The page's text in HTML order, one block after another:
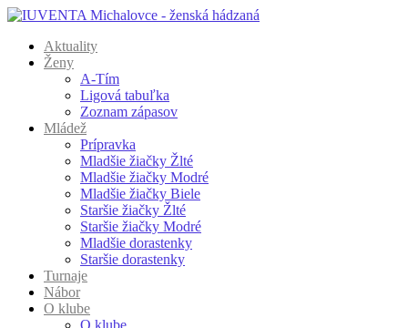
Aktuality
Ženy
A-Tím
Ligová tabuľka
Zoznam zápasov
Mládež
Prípravka
Mladšie žiačky Žlté
Mladšie žiačky Modré
Mladšie žiačky Biele
Staršie žiačky Žlté
Staršie žiačky Modré
Mladšie dorastenky
Staršie dorastenky
Turnaje
Nábor
O klube
O klube